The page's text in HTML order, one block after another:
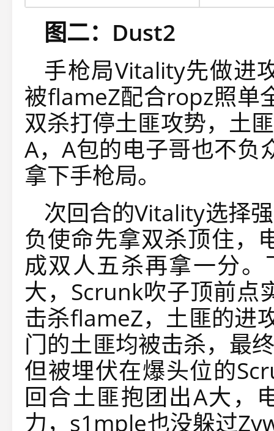
图二：Dust2
手枪局Vitality先做进
被flameZ配合ropz照单
双杀打停土匪攻势，土
A，A包的电子哥也不负
拿下手枪局。
次回合的Vitality选择
负使命先拿双杀顶住，
成双人五杀再拿一分
大， Scrunk吹子顶前点
击杀flameZ，土匪的进
门的土匪均被击杀，最
但被埋伏在爆头位的
回合土匪抱团出A大，
力，s1mple也没躲过